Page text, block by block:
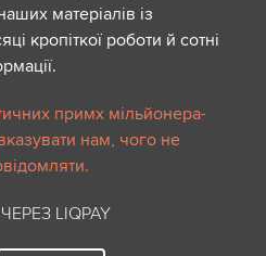
матеріалів із
кропіткої роботи й сотні
примх мільйонера-
нам, чого не
LIQPAY